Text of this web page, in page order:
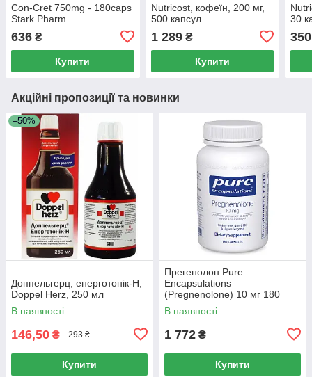
Con-Cret 750mg - 180caps
Stark Pharm
636 ₴
Купити
Nutricost, кофеїн, 200 мг,
500 капсул
1 289₴
Купити
30
350
Акційні пропозиції та новинки
–50%
Доппельгерц, енерготонік-H,
Doppel Herz, 250 мл
В наявності
146,50 ₴ 293 ₴
Купити
Прегенолон Pure
Encapsulations
(Pregnenolone) 10 мг 180
капсул
В наявності
1 772 ₴
Купити